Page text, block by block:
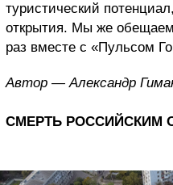
туристический
открытия. Мы же
раз вместе с «Пульсом
Автор — Александр
СМЕРТЬ РОССИЙСКИМ